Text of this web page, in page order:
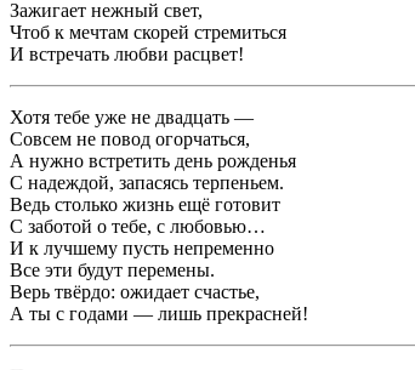
Зажигает нежный свет,
Чтоб к мечтам скорей стремиться
И встречать любви расцвет!
Хотя тебе уже не двадцать —
Совсем не повод огорчаться,
А нужно встретить день рожденья
С надеждой, запасясь терпеньем.
Ведь столько жизнь ещё готовит
С заботой о тебе, с любовью…
И к лучшему пусть непременно
Все эти будут перемены.
Верь твёрдо: ожидает счастье,
А ты с годами — лишь прекрасней!